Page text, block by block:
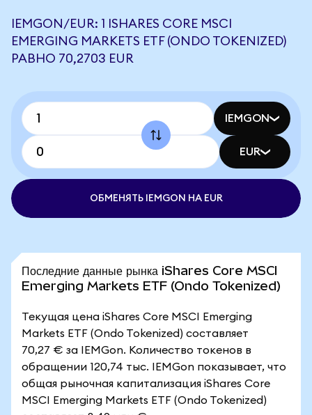
IEMGON/EUR: 1 ISHARES CORE MSCI
EMERGING MARKETS ETF (ONDO TOKENIZED)
РАВНО 70,2703 EUR
IEMGON
EUR
ОБМЕНЯТЬ IEMGON НА EUR
Последние данные рынка iShares Core MSCI
Emerging Markets ETF (Ondo Tokenized)
Текущая цена iShares Core MSCI Emerging
Markets ETF (Ondo Tokenized) составляет
70,27 € за IEMGon. Количество токенов в
обращении 120,74 тыс. IEMGon показывает, что
общая рыночная капитализация iShares Core
MSCI Emerging Markets ETF (Ondo Tokenized)